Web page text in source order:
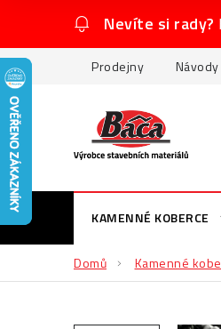
obsah
Nevíte si rady?
Prodejny Návody
KAMENNÉ KOBERCE
Domů Kamenné